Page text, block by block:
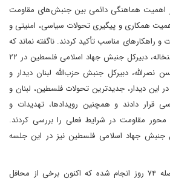
اهمیت هماهنگی دائمی بین جنبش‌های مقاومت
همکاری و پیگیری تحولات سیاسی، امنیتی و
و راهکارهای مناسب تأکید کردند. ناگفته نماند که
قبل‌تر از این دو دیدار، زیاد النخاله، دبیرکل جنبش جهاد اسلامی فلسطین در ۲۲
نصرالله، دبیرکل جنبش حزب‌الله لبنان دیدار و
این دیدار، جدیدترین تحولات فلسطین، لبنان و
قرار دادند و همچنین رویدادها، تهدیدات و
مقاومت در شرایط فعلی را بررسی کردند.
جنبش جهاد اسلامی فلسطین نیز در این جلسه
این سه دیدار درحالی به فاصله ۷۴ روز انجام شده که اکنون برخی از محافل